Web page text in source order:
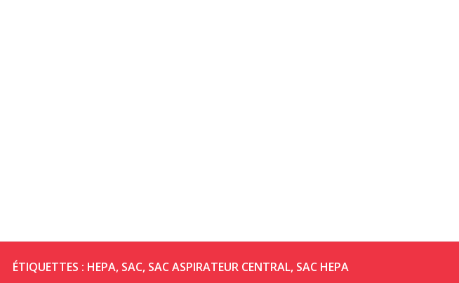
ÉTIQUETTES : HEPA, SAC, SAC ASPIRATEUR CENTRAL, SAC HEPA